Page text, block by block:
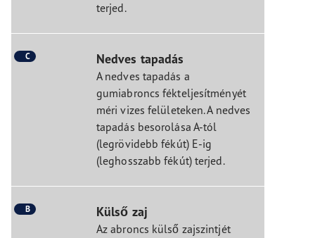
terjed.
C Nedves tapadás
A nedves tapadás a
gumiabroncs fékteljesítményét
méri vizes felületeken. A nedves
tapadás besorolása A-tól
(legrövidebb fékút) E-ig
(leghosszabb fékút) terjed.
B Külső zaj
Az abroncs külső zajszintjét